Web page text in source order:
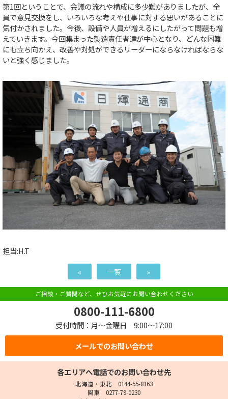
第1回ということで、会議の流れや構成に多少難がありましたが、全
員で意見交換をし、いろいろな考えや仕事に対する思いがあることに
気付かされました。今後、設備や人員が増えるにしたがって問題も増
えていきます。今回集まった製造責任者達が中心となり、どんな困難
にも立ち向かえ、改善や対処ができるリーダーにならなければならな
いと強く感じました。
担当:H.T
«
一覧 »
ご相談・ご質問など、ぜひお気軽にお問い合わせください
0800-111-6800
受付時間：月～金曜日 9:00～17:00
メールでのお問い合わせ
各エリアへ電話でのお問い合わせ先
北海道・東北 0144-55-8163
関東 0277-79-0230